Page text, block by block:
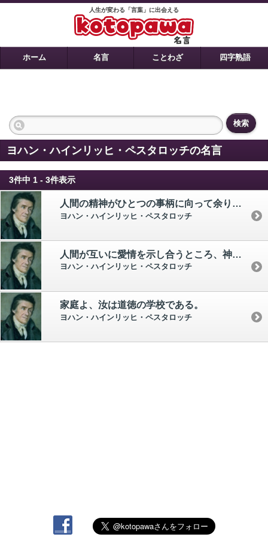
人生が変わる「言葉」に出会える
ホーム 名言 ことわざ 四字熟語
検索
ヨハン・ハインリッヒ・ペスタロッチの名言
3件中 1 - 3件表示
人間の精神がひとつの事柄に向って余りに強制的に導かれると、人間は自己の力の均衡ないしは知恵の力を失う。
ヨハン・ハインリッヒ・ペスタロッチ
人間が互いに愛情を示し合うところ、神は近くにある。
ヨハン・ハインリッヒ・ペスタロッチ
家庭よ、汝は道徳の学校である。
ヨハン・ハインリッヒ・ペスタロッチ